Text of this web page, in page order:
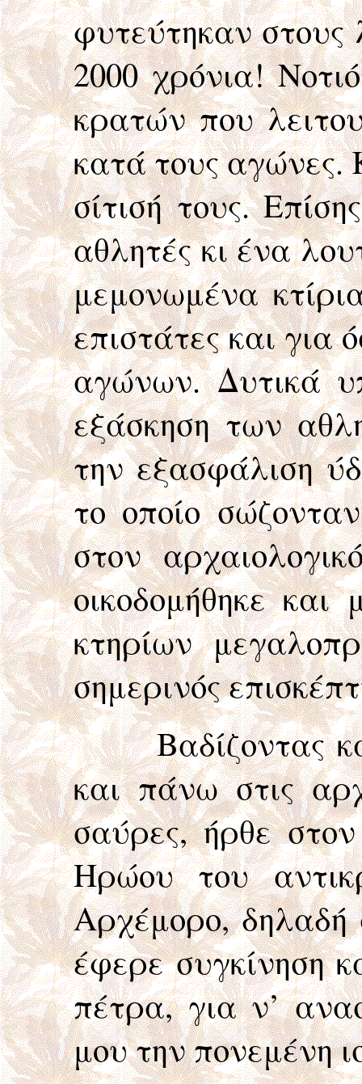
φυτεύτηκαν στους
2000 χρόνια!
κρατών που
κατά τους αγώνες.
σίτισή τους.
αθλητές κι ένα
μεμονωμένα
επιστάτες και για
αγώνων. Δυτικά
εξάσκηση των
την εξασφάλιση
το οποίο
στον
οικοδομήθηκε
κτηρίων
σημερινός
Βαδίζοντας
και πάνω στις
σαύρες, ήρθε
Ηρώου του
Αρχέμορο, δηλαδή
έφερε συγκίνηση
πέτρα, για ν’
μου την πονεμένη